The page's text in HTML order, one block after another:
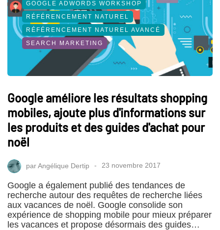
GOOGLE ADWORDS WORKSHOP
RÉFÉRENCEMENT NATUREL
RÉFÉRENCEMENT NATUREL AVANCÉ
SEARCH MARKETING
Google améliore les résultats shopping
mobiles, ajoute plus d'informations sur
les produits et des guides d'achat pour
noël
parAngélique Dertip 23 novembre 2017
Google a également publié des tendances de
recherche autour des requêtes de recherche liées
aux vacances de noël. Google consolide son
expérience de shopping mobile pour mieux préparer
les vacances et propose désormais des guides…